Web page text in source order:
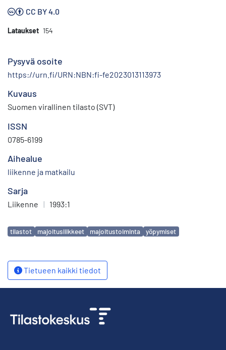
CC BY 4.0
Lataukset 154
Pysyvä osoite
https://urn.fi/URN:NBN:fi-fe2023013113973
Kuvaus
Suomen virallinen tilasto (SVT)
ISSN
0785-6199
Aihealue
liikenne ja matkailu
Sarja
Liikenne | 1993:1
Avainsanat
tilastot majoitusliikkeet majoitustoiminta yöpymiset
Tietueen kaikki tiedot